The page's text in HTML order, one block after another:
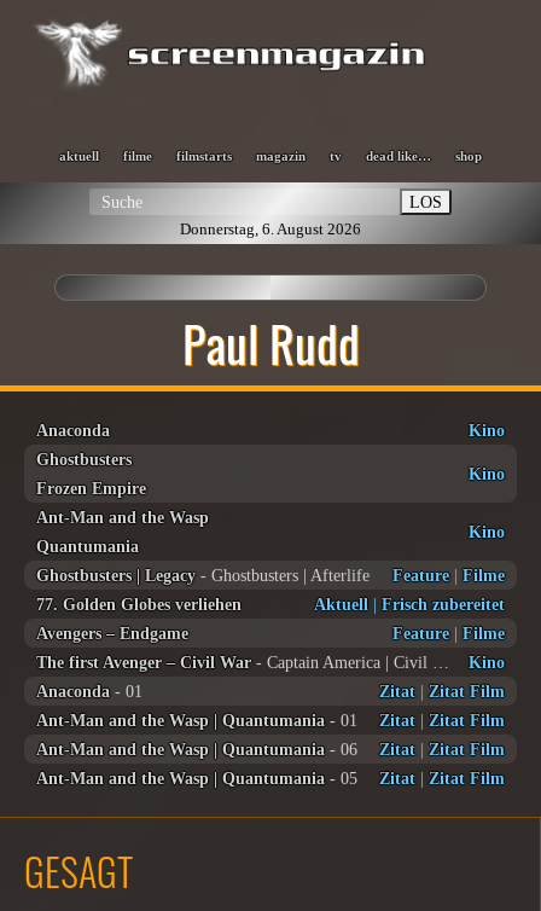
aktuell filme filmstarts magazin tv dead like… shop
LOS
Donnerstag, 6. August 2026
Paul Rudd
Anaconda
Kino
Ghostbusters
Frozen Empire
Kino
Ant-Man and the Wasp
Quantumania
Kino
Ghostbusters | Legacy- Ghostbusters | Afterlife Feature| Filme
77. Golden Globes verliehen
Aktuell | Frisch zubereitet
Avengers – Endgame
Feature| Filme
The first Avenger – Civil War
Kino
Anaconda - 01 Zitat | Zitat Film
Ant-Man and the Wasp | Quantumania - 01 Zitat | Zitat Film
Ant-Man and the Wasp | Quantumania - 06 Zitat | Zitat Film
Ant-Man and the Wasp | Quantumania - 05 Zitat | Zitat Film
GESAGT